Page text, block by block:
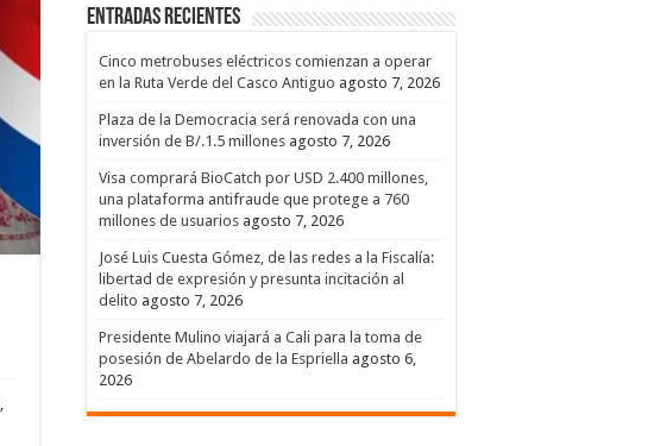
,
Entradas recientes
Cinco metrobuses eléctricos comienzan a operar
en la Ruta Verde del Casco Antiguo agosto 7, 2026
Plaza de la Democracia será renovada con una
inversión de B/.1.5 millones agosto 7, 2026
Visa comprará BioCatch por USD 2.400 millones,
una plataforma antifraude que protege a 760
millones de usuarios agosto 7, 2026
José Luis Cuesta Gómez, de las redes a la Fiscalía:
libertad de expresión y presunta incitación al
delito agosto 7, 2026
Presidente Mulino viajará a Cali para la toma de
posesión de Abelardo de la Espriella agosto 6,
2026